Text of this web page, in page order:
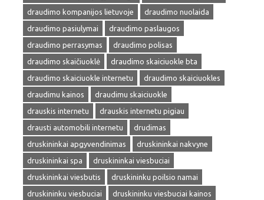
draudimo kompanijos lietuvoje
draudimo nuolaida
draudimo pasiulymai
draudimo paslaugos
draudimo perrasymas
draudimo polisas
draudimo skaičiuoklė
draudimo skaiciuokle bta
draudimo skaiciuokle internetu
draudimo skaiciuokles
draudimu kainos
draudimu skaiciuokle
drauskis internetu
drauskis internetu pigiau
drausti automobili internetu
drudimas
druskininkai apgyvendinimas
druskininkai nakvyne
druskininkai spa
druskininkai viesbuciai
druskininkai viesbutis
druskininku poilsio namai
druskininku viesbuciai
druskininku viesbuciai kainos